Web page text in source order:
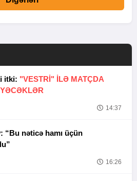
itki: "VESTRİ" İLƏ MATÇDA
14:37
“Bu nəticə hamı üçün
16:26